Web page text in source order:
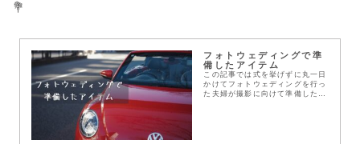
💐
フォトウェディングで準
備したアイテム
この記事では式を挙げずに丸一日
かけてフォトウェディングを行っ
た夫婦が撮影に向けて準備したア